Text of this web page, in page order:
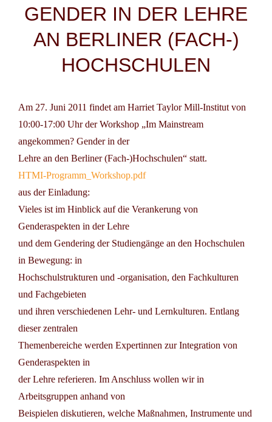
GENDER IN DER LEHRE
AN BERLINER (FACH-)
HOCHSCHULEN
Am 27. Juni 2011 findet am Harriet Taylor Mill-Institut von
10:00-17:00 Uhr der Workshop „Im Mainstream
angekommen? Gender in der
Lehre an den Berliner (Fach-)Hochschulen“ statt.
HTMI-Programm_Workshop.pdf
aus der Einladung:
Vieles ist im Hinblick auf die Verankerung von
Genderaspekten in der Lehre
und dem Gendering der Studiengänge an den Hochschulen
in Bewegung: in
Hochschulstrukturen und -organisation, den Fachkulturen
und Fachgebieten
und ihren verschiedenen Lehr- und Lernkulturen. Entlang
dieser zentralen
Themenbereiche werden Expertinnen zur Integration von
Genderaspekten in
der Lehre referieren. Im Anschluss wollen wir in
Arbeitsgruppen anhand von
Beispielen diskutieren, welche Maßnahmen, Instrumente und